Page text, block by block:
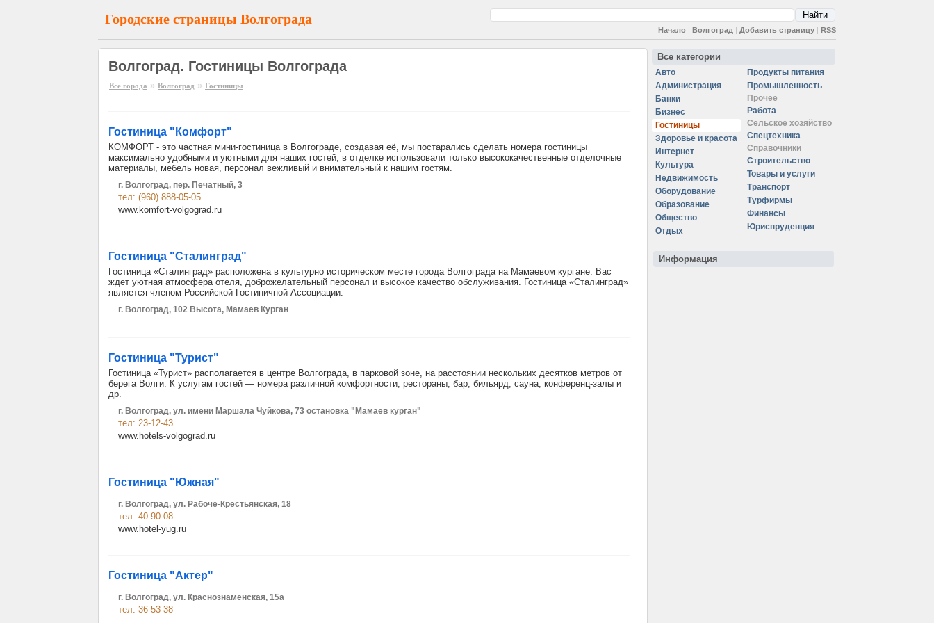
Городские страницы Волгограда
Начало | Волгоград | Добавить страницу | RSS
Волгоград. Гостиницы Волгограда
Все города » Волгоград » Гостиницы
Гостиница "Комфорт"
КОМФОРТ - это частная мини-гостиница в Волгограде, создавая её, мы постарались сделать номера гостиницы
максимально удобными и уютными для наших гостей, в отделке использовали только высококачественные отделочные
материалы, мебель новая, персонал вежливый и внимательный к нашим гостям.
г. Волгоград, пер. Печатный, 3
тел: (960) 888-05-05
www.komfort-volgograd.ru
Гостиница "Сталинград"
Гостиница «Сталинград» расположена в культурно историческом месте города Волгограда на Мамаевом кургане. Вас
ждет уютная атмосфера отеля, доброжелательный персонал и высокое качество обслуживания. Гостиница «Сталинград»
является членом Российской Гостиничной Ассоциации.
г. Волгоград, 102 Высота, Мамаев Курган
Гостиница "Турист"
Гостиница «Турист» располагается в центре Волгограда, в парковой зоне, на расстоянии нескольких десятков метров от
берега Волги. К услугам гостей — номера различной комфортности, рестораны, бар, бильярд, сауна, конференц-залы и
др.
г. Волгоград, ул. имени Маршала Чуйкова, 73 остановка "Мамаев курган"
тел: 23-12-43
www.hotels-volgograd.ru
Гостиница "Южная"
г. Волгоград, ул. Рабоче-Крестьянская, 18
тел: 40-90-08
www.hotel-yug.ru
Гостиница "Актер"
г. Волгоград, ул. Краснознаменская, 15а
тел: 36-53-38
Все категории
Авто
Администрация
Банки
Бизнес
Гостиницы
Здоровье и красота
Интернет
Культура
Недвижимость
Оборудование
Образование
Общество
Отдых
Продукты питания
Промышленность
Прочее
Работа
Сельское хозяйство
Спецтехника
Справочники
Строительство
Товары и услуги
Транспорт
Турфирмы
Финансы
Юриспруденция
Информация